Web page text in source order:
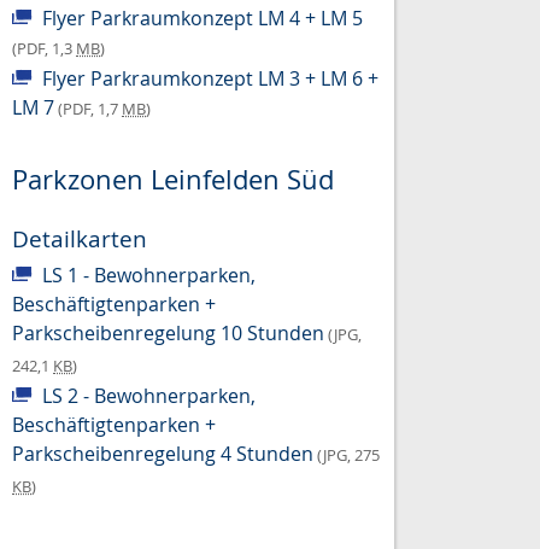
Flyer Parkraumkonzept LM 4 + LM 5
(PDF, 1,3 MB)
Flyer Parkraumkonzept LM 3 + LM 6 +
LM 7(PDF, 1,7 MB)
Parkzonen Leinfelden Süd
Detailkarten
LS 1 - Bewohnerparken,
Beschäftigtenparken +
Parkscheibenregelung 10 Stunden (JPG,
242,1 KB)
LS 2 - Bewohnerparken,
Beschäftigtenparken +
Parkscheibenregelung 4 Stunden (JPG, 275
KB)